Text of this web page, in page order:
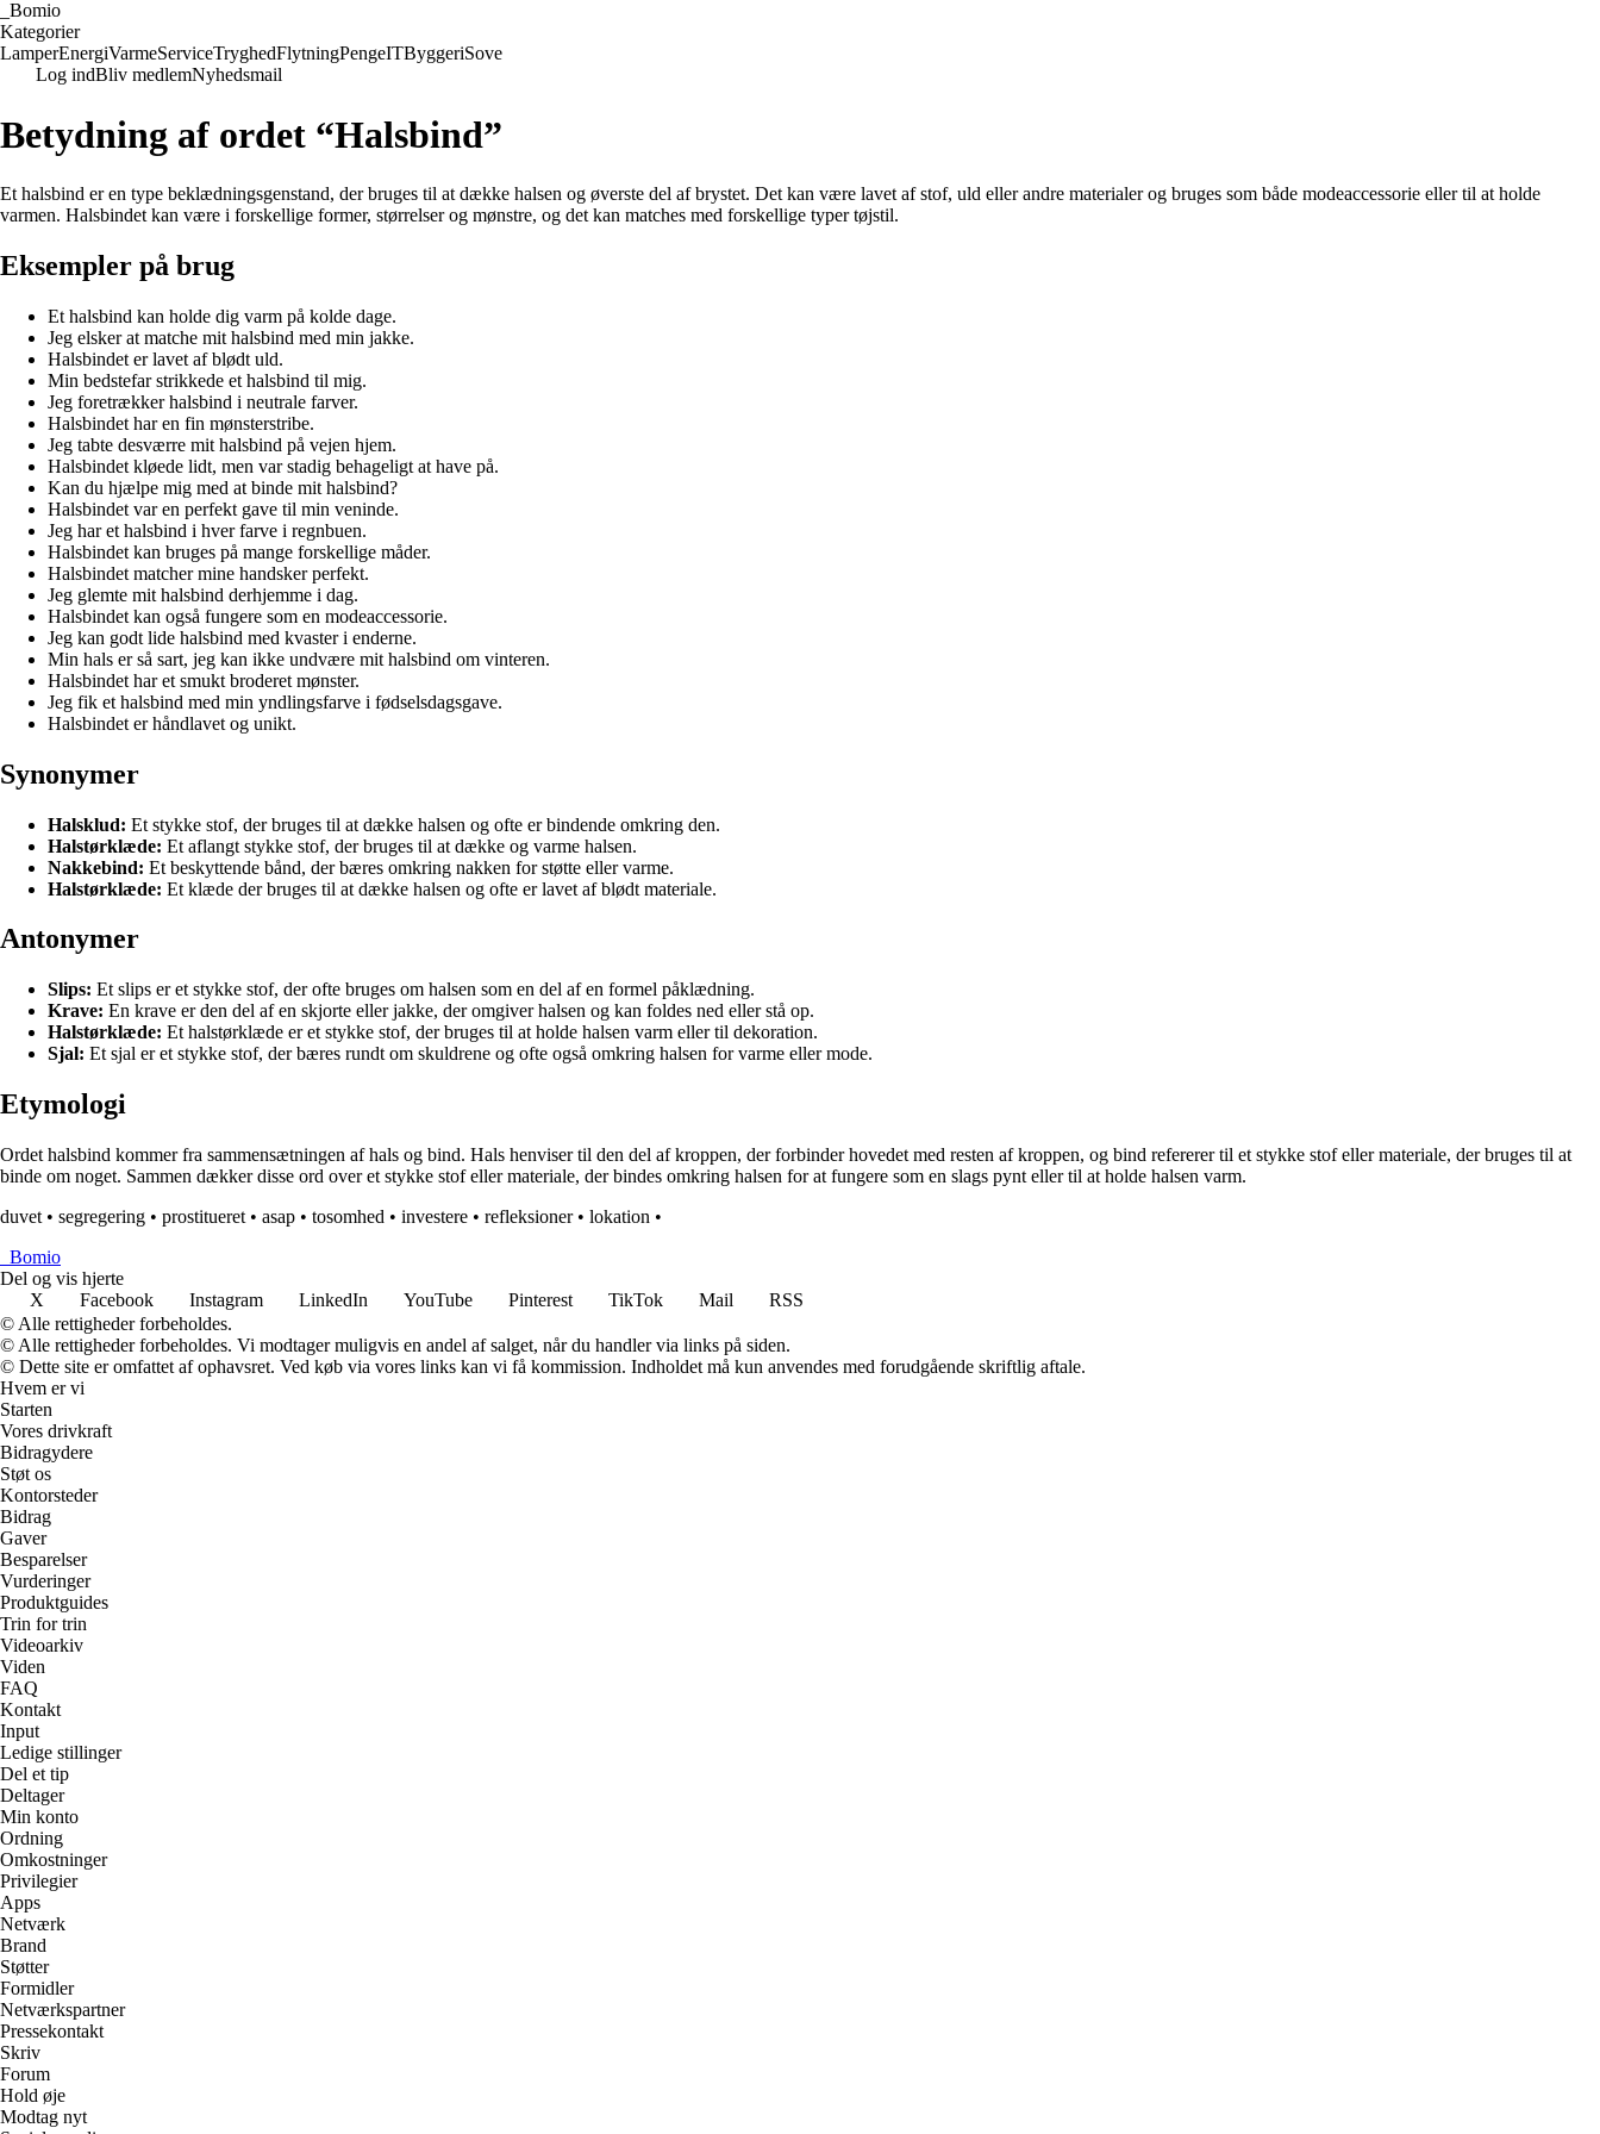
Bomio
Kategorier
LamperEnergiVarmeServiceTryghedFlytningPengeITByggeriSove
Log indBliv medlemNyhedsmail
Betydning af ordet “Halsbind”
Et halsbind er en type beklædningsgenstand, der bruges til at dække halsen og øverste del af brystet. Det kan være lavet af stof, uld eller andre materialer og bruges som både modeaccessorie eller til at holde
varmen. Halsbindet kan være i forskellige former, størrelser og mønstre, og det kan matches med forskellige typer tøjstil.
Eksempler på brug
Et halsbind kan holde dig varm på kolde dage.
Jeg elsker at matche mit halsbind med min jakke.
Halsbindet er lavet af blødt uld.
Min bedstefar strikkede et halsbind til mig.
Jeg foretrækker halsbind i neutrale farver.
Halsbindet har en fin mønsterstribe.
Jeg tabte desværre mit halsbind på vejen hjem.
Halsbindet kløede lidt, men var stadig behageligt at have på.
Kan du hjælpe mig med at binde mit halsbind?
Halsbindet var en perfekt gave til min veninde.
Jeg har et halsbind i hver farve i regnbuen.
Halsbindet kan bruges på mange forskellige måder.
Halsbindet matcher mine handsker perfekt.
Jeg glemte mit halsbind derhjemme i dag.
Halsbindet kan også fungere som en modeaccessorie.
Jeg kan godt lide halsbind med kvaster i enderne.
Min hals er så sart, jeg kan ikke undvære mit halsbind om vinteren.
Halsbindet har et smukt broderet mønster.
Jeg fik et halsbind med min yndlingsfarve i fødselsdagsgave.
Halsbindet er håndlavet og unikt.
Synonymer
Halsklud: Et stykke stof, der bruges til at dække halsen og ofte er bindende omkring den.
Halstørklæde: Et aflangt stykke stof, der bruges til at dække og varme halsen.
Nakkebind: Et beskyttende bånd, der bæres omkring nakken for støtte eller varme.
Halstørklæde: Et klæde der bruges til at dække halsen og ofte er lavet af blødt materiale.
Antonymer
Slips: Et slips er et stykke stof, der ofte bruges om halsen som en del af en formel påklædning.
Krave: En krave er den del af en skjorte eller jakke, der omgiver halsen og kan foldes ned eller stå op.
Halstørklæde: Et halstørklæde er et stykke stof, der bruges til at holde halsen varm eller til dekoration.
Sjal: Et sjal er et stykke stof, der bæres rundt om skuldrene og ofte også omkring halsen for varme eller mode.
Etymologi
Ordet halsbind kommer fra sammensætningen af hals og bind. Hals henviser til den del af kroppen, der forbinder hovedet med resten af kroppen, og bind refererer til et stykke stof eller materiale, der bruges til at
binde om noget. Sammen dækker disse ord over et stykke stof eller materiale, der bindes omkring halsen for at fungere som en slags pynt eller til at holde halsen varm.
duvet • segregering • prostitueret • asap • tosomhed • investere • refleksioner• lokation •
Bomio
Del og vis hjerte
X
Facebook Instagram LinkedIn YouTube Pinterest TikTok Mail
RSS
© Alle rettigheder forbeholdes.
© Alle rettigheder forbeholdes. Vi modtager muligvis en andel af salget, når du handler via links på siden.
© Dette site er omfattet af ophavsret. Ved køb via vores links kan vi få kommission. Indholdet må kun anvendes med forudgående skriftlig aftale.
Hvem er vi
Starten
Vores drivkraft
Bidragydere
Støt os
Kontorsteder
Bidrag
Gaver
Besparelser
Vurderinger
Produktguides
Trin for trin
Videoarkiv
Viden
FAQ
Kontakt
Input
Ledige stillinger
Del et tip
Deltager
Min konto
Ordning
Omkostninger
Privilegier
Apps
Netværk
Brand
Støtter
Formidler
Netværkspartner
Pressekontakt
Skriv
Forum
Hold øje
Modtag nyt